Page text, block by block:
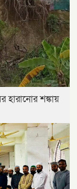
হারানোর শঙ্কায়